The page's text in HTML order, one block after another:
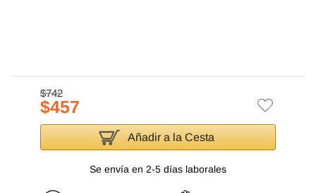
$742
$457
Añadir a la Cesta
Se envía en 2-5 días laborales